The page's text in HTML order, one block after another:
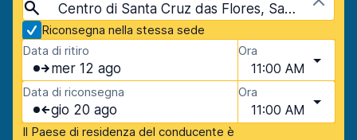
Centro di Santa Cruz das Flores, Santa Cruz das Flores, Portogallo - Isole Azzorre
Riconsegna nella stessa sede
Data di ritiro
mer 12 ago
Ora
11:00 AM
Data di riconsegna
gio 20 ago
Ora
11:00 AM
Il Paese di residenza del conducente è